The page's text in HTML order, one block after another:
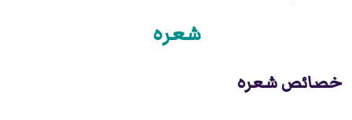
شعره
خصائص شعره